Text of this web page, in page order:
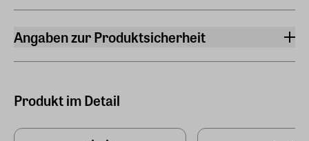
Nummeriert
Ja
Angaben zur Produktsicherheit
Deutschland (EU)
Produkt im Detail